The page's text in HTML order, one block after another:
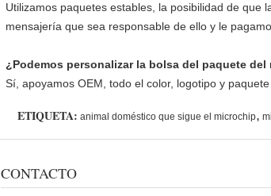
Utilizamos paquetes estables, la posibilidad de
mensajería que sea responsable de ello y le
¿Podemos personalizar la bolsa del paquete
Sí, apoyamos OEM, todo el color, logotipo y
ETIQUETA: animal doméstico que sigue el microchip,
CONTACTO